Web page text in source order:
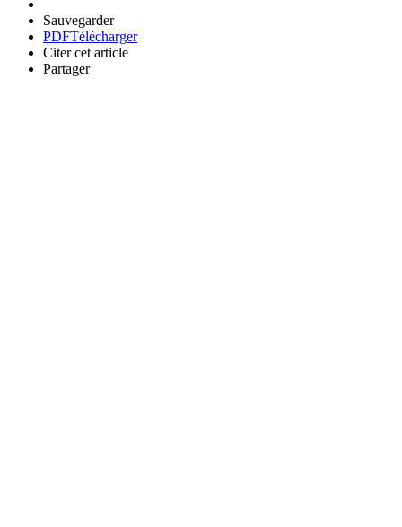
Sauvegarder
PDFTélécharger
Citer cet article
Partager